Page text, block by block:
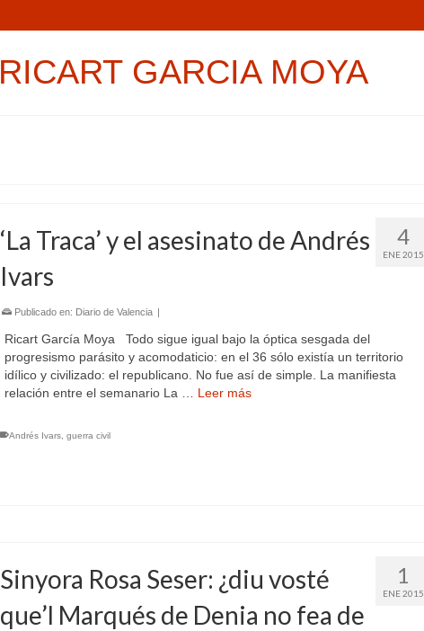
RICART GARCIA MOYA
4
ENE 2015
‘La Traca’ y el asesinato de Andrés
Ivars
Publicado en: Diario de Valencia |
Ricart García Moya Todo sigue igual bajo la óptica sesgada del
progresismo parásito y acomodaticio: en el 36 sólo existía un territorio
idílico y civilizado: el republicano. No fue así de simple. La manifiesta
relación entre el semanario La … Leer más
Andrés Ivars, guerra civil
1
ENE 2015
Sinyora Rosa Seser: ¿diu vosté
que’l Marqués de Denia no fea de